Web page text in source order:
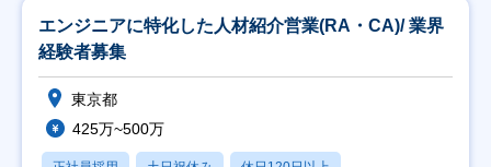
エンジニアに特化した人材紹介営業(RA・CA)/ 業界
経験者募集
東京都
425万~500万